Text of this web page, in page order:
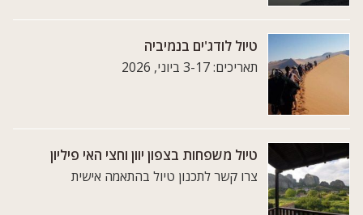
טיול לודג'ים בנמיביה
תאריכים: 3-17 ביוני, 2026
טיול משפחות בצפון יוון וחצי האי פיליון
צרו קשר לתכנון טיול בהתאמה אישית